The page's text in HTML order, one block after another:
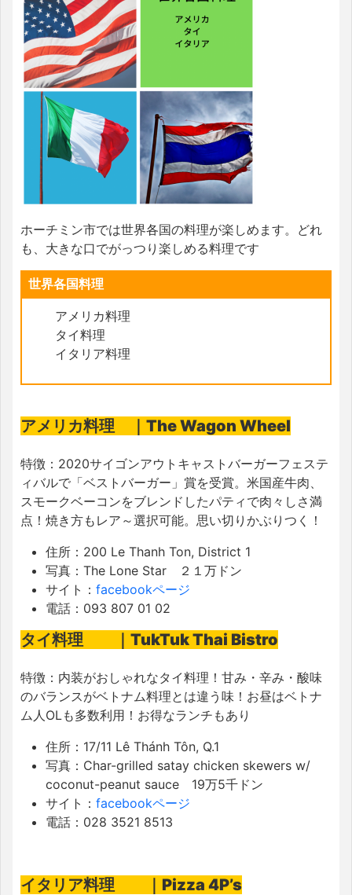
ホーチミン市では世界各国の料理が楽しめます。どれ
も、大きな口でがっつり楽しめる料理です
世界各国料理
アメリカ料理
タイ料理
イタリア料理
アメリカ料理 ｜The Wagon Wheel
特徴： 2020サイゴンアウトキャストバーガーフェステ
ィバルで「ベストバーガー」賞を受賞。米国産牛肉、
スモークベーコンをブレンドしたパティで肉々しさ満
点！焼き方もレア～選択可能。思い切りかぶりつく！
住所： 200 Le Thanh Ton, District 1
写真： The Lone Star ２１万ドン
サイト： facebookページ
電話： 093 807 01 02
タイ料理 ｜TukTuk Thai Bistro
特徴：内装がおしゃれなタイ料理！ 甘み・辛み・酸味
のバランスがベトナム料理とは違う味！お昼はベトナ
ム人OLも多数利用！お得なランチもあり
住所： 17/11 Lê Thánh Tôn, Q.1
写真： Char-grilled satay chicken skewers w/
coconut-peanut sauce 19万5千ドン
サイト： facebookページ
電話： 028 3521 8513
イタリア料理 ｜ Pizza 4P’s